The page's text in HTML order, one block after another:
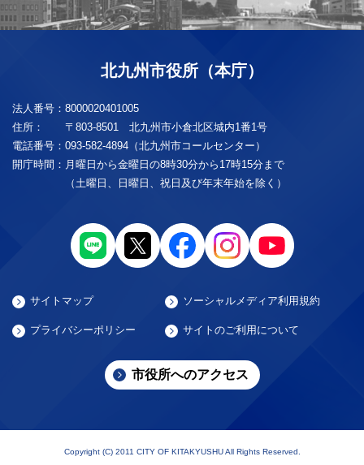
北九州市役所（本庁）
法人番号： 8000020401005
住所：
〒803-8501 北九州市小倉北区城内1番1号
電話番号： 093-582-4894（北九州市コールセンター）
開庁時間： 月曜日から金曜日の8時30分から17時15分まで
（土曜日、日曜日、祝日及び年末年始を除く）
サイトマップ ソーシャルメディア利用規約
プライバシーポリシー サイトのご利用について
市役所へのアクセス
Copyright (C) 2011 CITY OF KITAKYUSHU All Rights Reserved.